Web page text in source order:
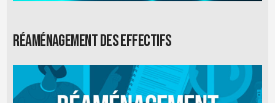
Réaménagement des effectifs